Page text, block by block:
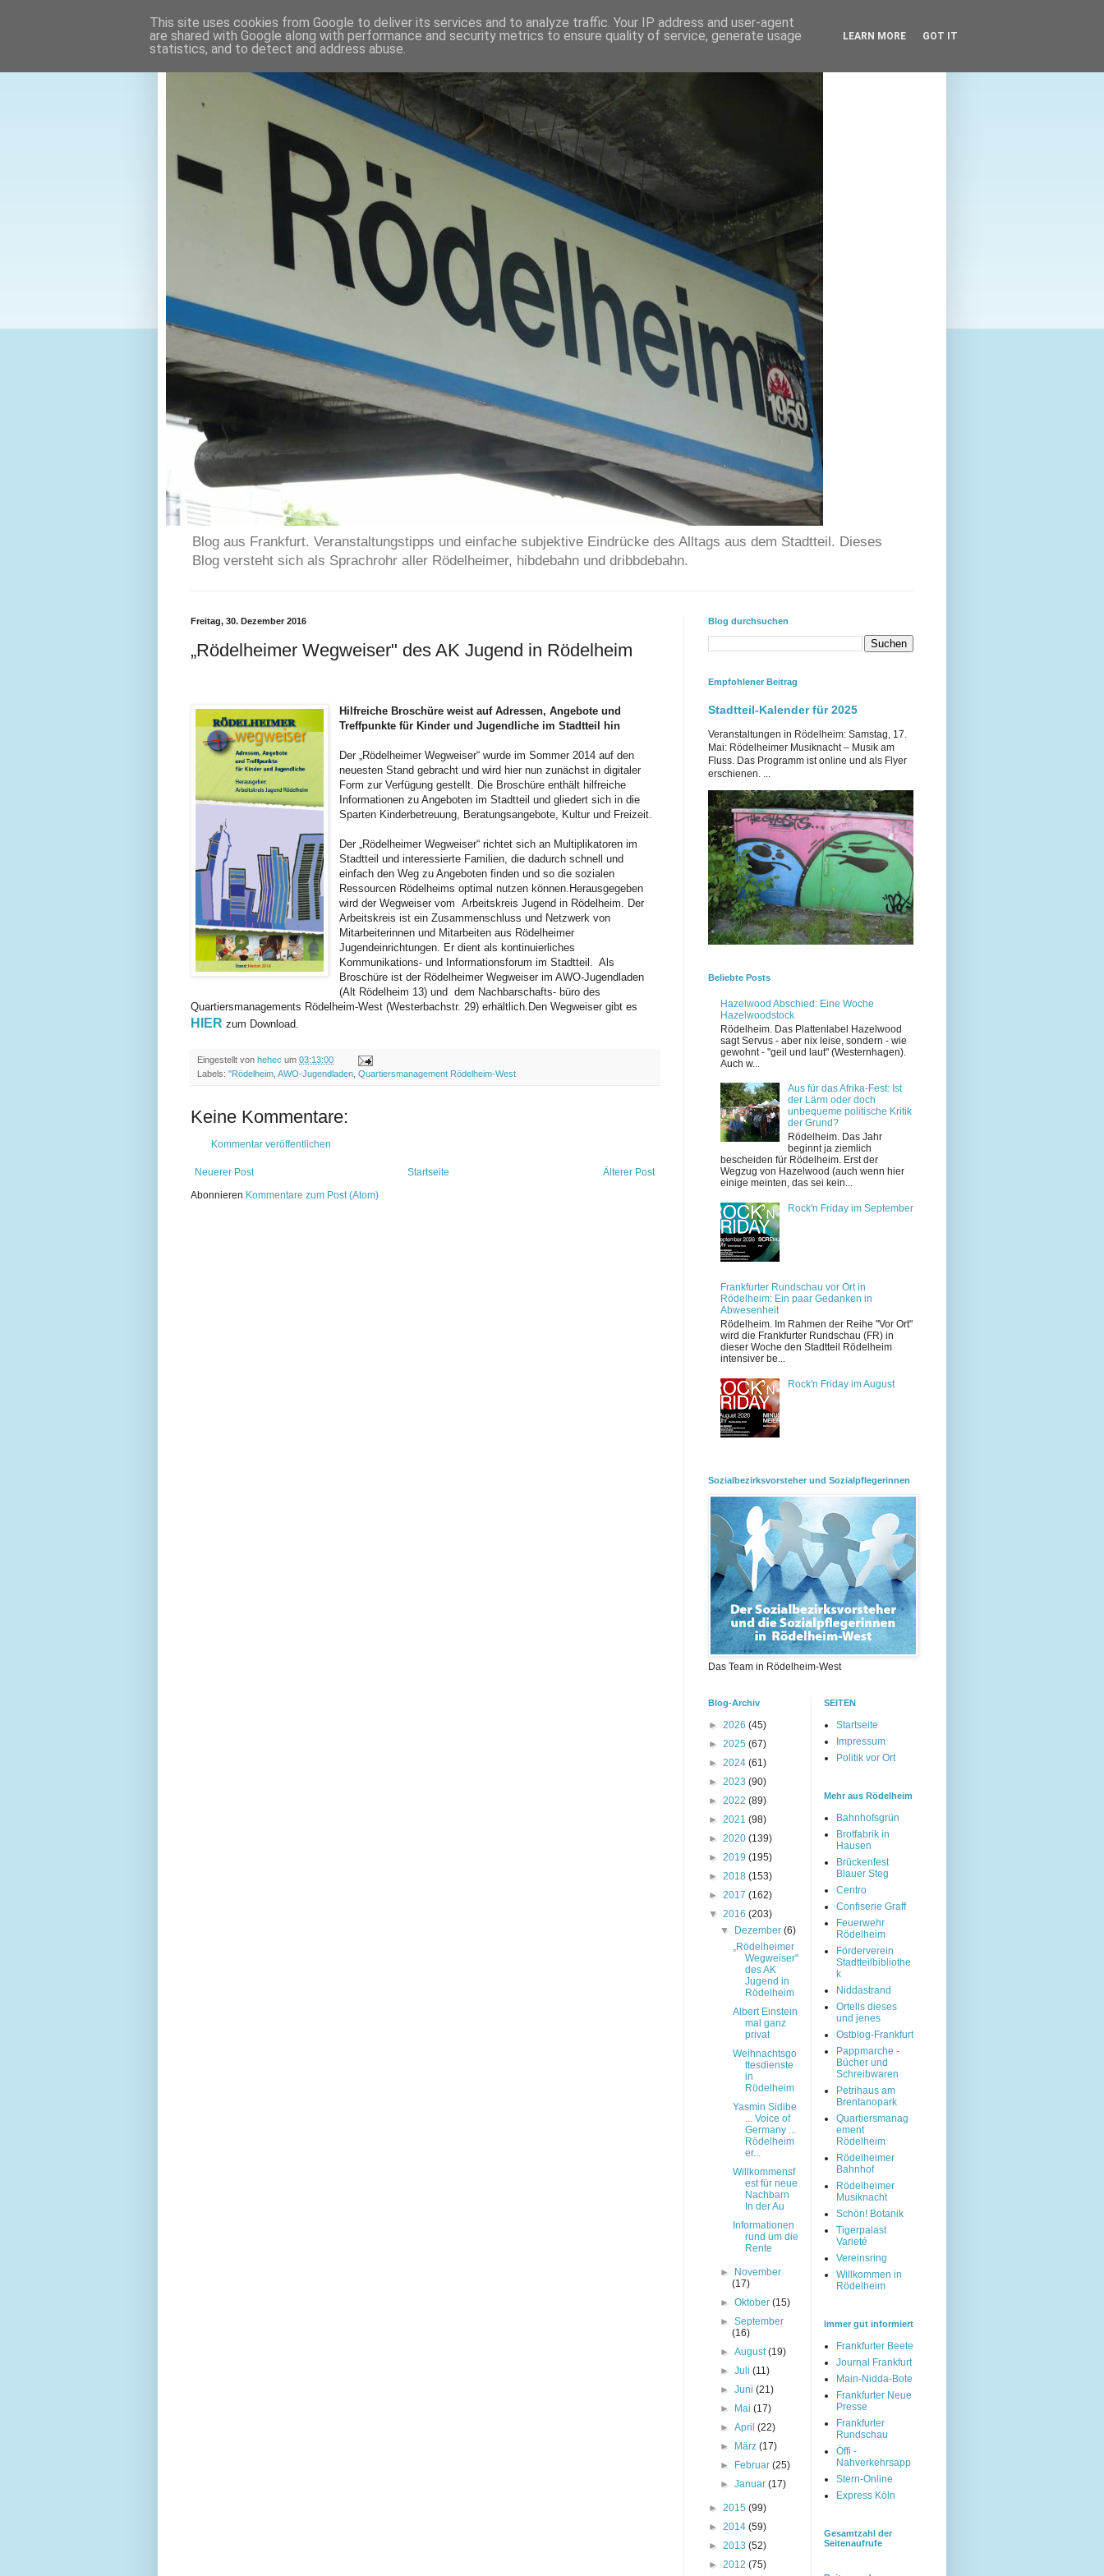
Blog aus Frankfurt. Veranstaltungstipps und einfache subjektive Eindrücke des Alltags aus dem Stadtteil. Dieses
Blog versteht sich als Sprachrohr aller Rödelheimer, hibdebahn und dribbdebahn.
Freitag, 30. Dezember 2016
„Rödelheimer Wegweiser" des AK Jugend in Rödelheim
Hilfreiche Broschüre weist auf Adressen, Angebote und
Treffpunkte für Kinder und Jugendliche im Stadtteil hin
Der „Rödelheimer Wegweiser“ wurdeim Sommer 2014auf den
neuesten Stand gebracht und wird hier nun zunächst in digitaler
Form zur Verfügung gestellt. Die Broschüre enthält hilfreiche
Informationen zu Angeboten im Stadtteil und gliedert sich in die
Sparten Kinderbetreuung, Beratungsangebote, Kultur und Freizeit.
Der „Rödelheimer Wegweiser“ richtet sich an Multiplikatoren im
Stadtteil und interessierte Familien, die dadurch schnell und
einfach den Weg zu Angeboten finden und so die sozialen
Ressourcen Rödelheims optimal nutzen können. Herausgegeben
wird der Wegweiser vom
Arbeitskreis Jugend in Rödelheim. Der
Arbeitskreis ist einZusammenschluss und Netzwerk von
Mitarbeiterinnen und Mitarbeiten aus Rödelheimer
Jugendeinrichtungen. Er dient als kontinuierliches
Kommunikations- und Informationsforum im Stadtteil. Als
Broschüre ist der Rödelheimer Wegweiser im AWO-Jugendladen
(Alt Rödelheim 13) und dem Nachbarschafts- büro des
Quartiersmanagements Rödelheim-West (Westerbachstr. 29) erhältlich. Den Wegweiser gibt es
HIER zum Download.
Eingestellt von hehec um 03:13:00
Labels: "Rödelheim AWO-Jugendladen Quartiersmanagement Rödelheim-West
Keine Kommentare:
Kommentar veröffentlichen
Neuerer Post Älterer Post
Startseite
Abonnieren Kommentare zum Post (Atom)
Blog durchsuchen
Empfohlener Beitrag
Stadtteil-Kalender für 2025
Veranstaltungen in Rödelheim: Samstag, 17.
Mai: Rödelheimer Musiknacht – Musik am
Fluss. Das Programm ist online und als Flyer
erschienen. ...
Beliebte Posts
Hazelwood Abschied: Eine Woche
Hazelwoodstock
Rödelheim. Das Plattenlabel Hazelwood
sagt Servus - aber nix leise, sondern - wie
gewohnt - "geil und laut" (Westernhagen).
Auch w...
Aus für das Afrika-Fest: Ist
der Lärm oder doch
unbequeme politische Kritik
der Grund?
Rödelheim. Das Jahr
beginnt ja ziemlich
bescheiden für Rödelheim. Erst der
Wegzug von Hazelwood (auch wenn hier
einige meinten, das sei kein...
Rock'n Friday im September
Frankfurter Rundschau vor Ort in
Rödelheim: Ein paar Gedanken in
Abwesenheit
Rödelheim. Im Rahmen der Reihe "Vor Ort"
wird die Frankfurter Rundschau (FR) in
dieser Woche den Stadtteil Rödelheim
intensiver be...
Rock'n Friday im August
Sozialbezirksvorsteher und Sozialpflegerinnen
Das Team in Rödelheim-West
Blog-Archiv
► 2026 (45)
► 2025 (67)
► 2024 (61)
► 2023 (90)
► 2022 (89)
► 2021 (98)
► 2020 (139)
► 2019 (195)
► 2018 (153)
► 2017 (162)
▼ 2016 (203)
▼
Dezember(6)
„Rödelheimer
Wegweiser"
des AK
Jugend in
Rödelheim
Albert Einstein
mal ganz
privat
Weihnachtsgo
ttesdienste
in
Rödelheim
Yasmin Sidibe
... Voice of
Germany ...
Rödelheim
er...
Willkommensf
est für neue
Nachbarn
In der Au
Informationen
rund um die
Rente
►
November
(17)
►Oktober(15)
►September
(16)
►August(19)
►Juli(11)
►Juni(21)
►
Mai(17)
►April(22)
►
März(17)
►
Februar(25)
►Januar(17)
► 2015 (99)
► 2014 (59)
► 2013 (52)
► 2012 (75)
SEITEN
Startseite
Impressum
Politik vor Ort
Mehr aus Rödelheim
Bahnhofsgrün
Brotfabrik in
Hausen
Brückenfest
Blauer Steg
Centro
Confiserie Graff
Feuerwehr
Rödelheim
Förderverein
Stadtteilbibliothe
k
Niddastrand
Ortells dieses
und jenes
Ostblog-Frankfurt
Pappmarche -
Bücher und
Schreibwaren
Petrihaus am
Brentanopark
Quartiersmanag
ement
Rödelheim
Rödelheimer
Bahnhof
Rödelheimer
Musiknacht
Schön! Botanik
Tigerpalast
Varieté
Vereinsring
Willkommen in
Rödelheim
Immer gut informiert
Frankfurter Beete
Journal Frankfurt
Main-Nidda-Bote
Frankfurter Neue
Presse
Frankfurter
Rundschau
Öffi -
Nahverkehrsapp
Stern-Online
Express Köln
Gesamtzahl der
Seitenaufrufe
This site uses cookies from Google to deliver its services and to analyze traffic. Your IP address and user-agent
are shared with Google along with performance and security metrics to ensure quality of service, generate usage
statistics, and to detect and address abuse.
LEARN MORE GOT IT